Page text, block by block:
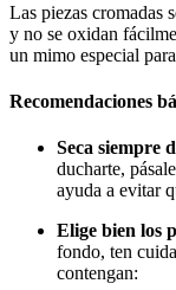
Las piezas cromadas
y no se oxidan
un mimo especial
Recomendaciones
Seca siempre
ducharte,
ayuda a evitar
Elige bien los
fondo, ten
contengan: